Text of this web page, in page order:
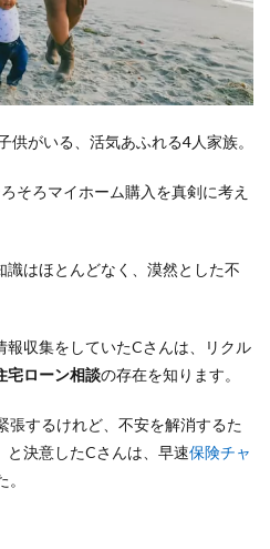
がいる、活気あふれる4人家族。
そろマイホーム購入を真剣に考え
識はほとんどなく、漠然とした不
報収集をしていたCさんは、リクル
宅ローン相談の存在を知ります。
張するけれど、不安を解消するた
決意したCさんは、早速保険チャ
。